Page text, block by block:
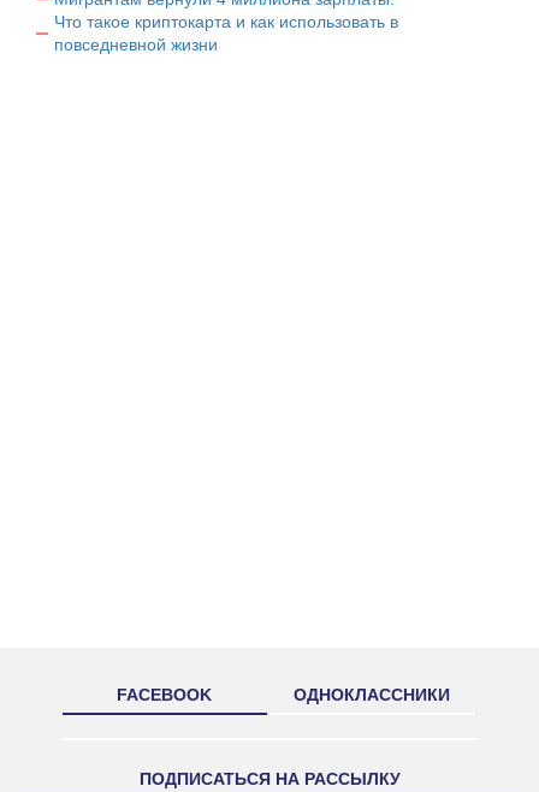
Что такое криптокарта и как использовать в
повседневной жизни
FACEBOOK ОДНОКЛАССНИКИ
ПОДПИСАТЬСЯ НА РАССЫЛКУ